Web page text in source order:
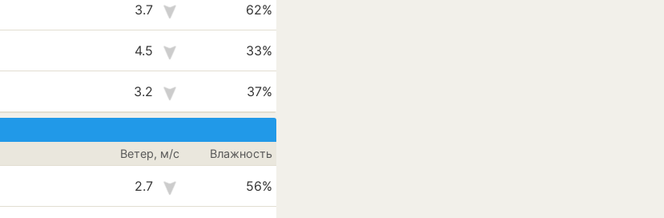
3.7 62%
4.5 33%
3.2 37%
Ветер, м/с Влажность
2.7 56%